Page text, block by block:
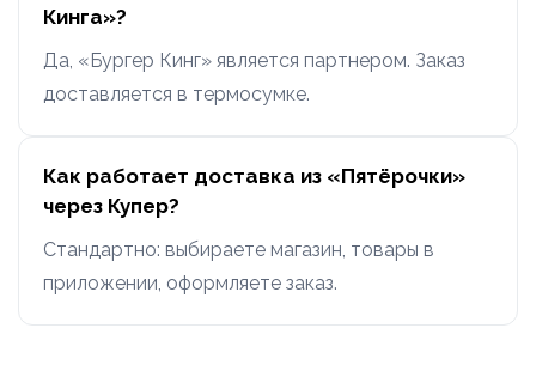
Кинга»?
Да, «Бургер Кинг» является партнером. Заказ
доставляется в термосумке.
Как работает доставка из «Пятёрочки»
через Купер?
Стандартно: выбираете магазин, товары в
приложении, оформляете заказ.